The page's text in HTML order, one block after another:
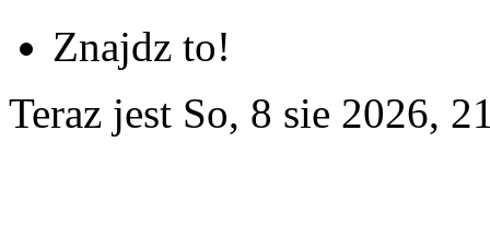
Znajdz to!
Teraz jest So, 8 sie 2026,